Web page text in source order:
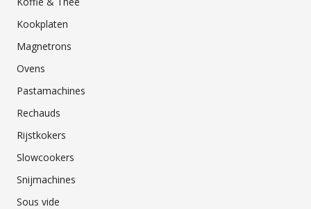
Kookplaten
Magnetrons
Ovens
Pastamachines
Rechauds
Rijstkokers
Slowcookers
Snijmachines
Sous vide